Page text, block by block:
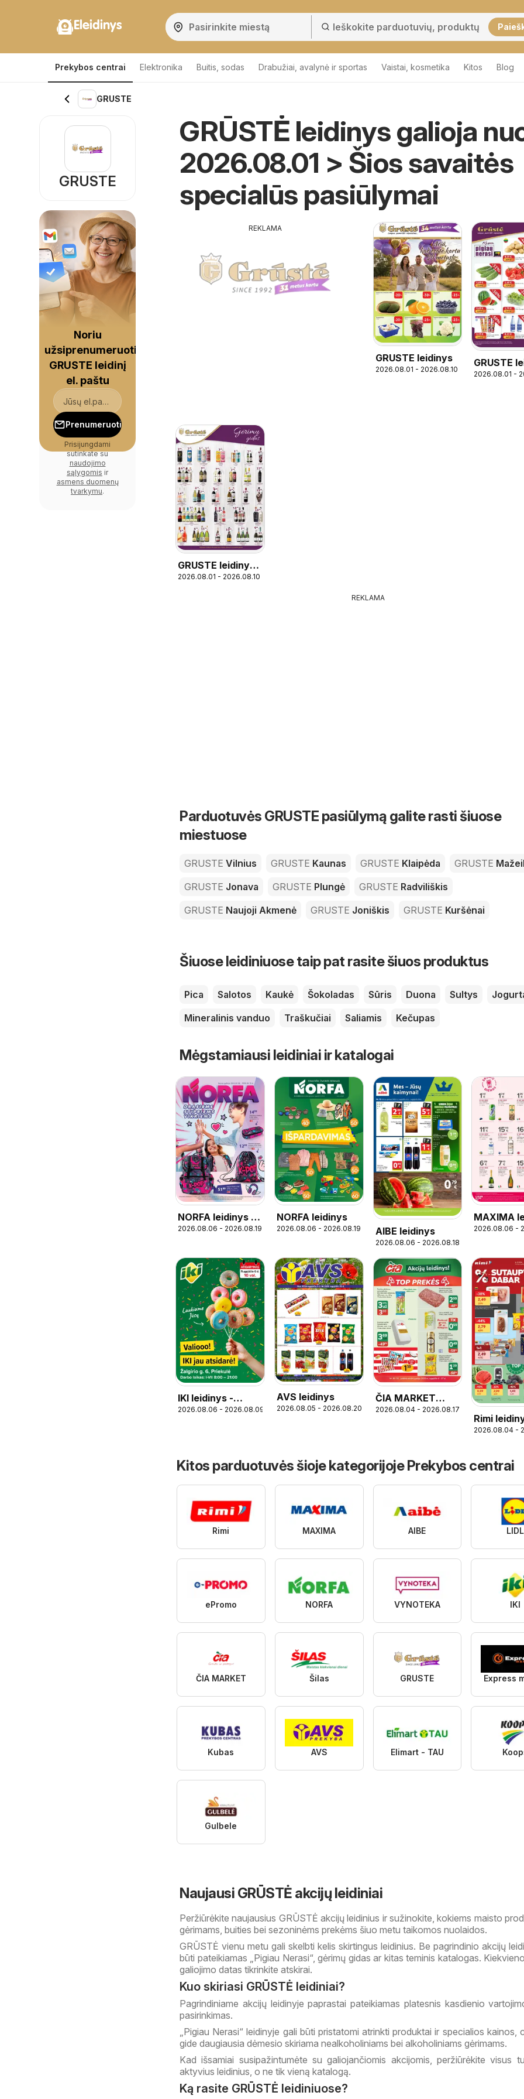
Eleidinys
Prekybos centrai Elektronika Buitis, sodas Drabužiai, avalynė ir sportas Vaistai, kosmetika Kitos Blog
GRUSTE
GRŪSTĖ leidinys galioja
2026.08.01 > Šios savaitės
specialūs pasiūlymai
REKLAMA
GRUSTE leidinys
2026.08.01 - 2026.08.10
GRUSTE
Pigiau
2026.08.01 -
GRUSTE leidinys -
Gėrimų gidas
2026.08.01 - 2026.08.10
REKLAMA
Parduotuvės GRUSTE pasiūlymą galite rasti šiuose
miestuose
GRUSTE Vilnius GRUSTE Kaunas GRUSTE Klaipėda GRUSTE
GRUSTE Jonava GRUSTE Plungė GRUSTE Radviliškis
GRUSTE Naujoji Akmenė GRUSTE Joniškis GRUSTE Kuršėnai
Šiuose leidiniuose taip pat rasite šiuos produktus
Pica Salotos Kaukė Šokoladas Sūris Duona Sultys
Mineralinis vanduo
Traškučiai Saliamis Kečupas
Mėgstamiausi leidiniai ir katalogai
NORFA leidinys -
Mokykla
2026.08.06 - 2026.08.19
NORFA leidinys
2026.08.06 - 2026.08.19 AIBE leidinys
2026.08.06 - 2026.08.18
MAXIMA
- Skonių
2026.08.06 -
IKI leidinys -
Specialūs
klientams
2026.08.06 - 2026.08.09
AVS leidinys
2026.08.05 - 2026.08.20
ČIA MARKET
leidinys
2026.08.04 - 2026.08.17
Rimi
2026.08.04 -
Kitos parduotuvės šioje kategorijoje Prekybos centrai
Rimi MAXIMA AIBE LIDL
ePromo NORFA VYNOTEKA IKI
ČIA MARKET Šilas GRUSTE Express
Kubas AVS Elimart - TAU
Gulbele
Naujausi GRŪSTĖ akcijų leidiniai
Peržiūrėkite naujausius GRŪSTĖ akcijų leidinius ir sužinokite, kokiems maisto
gėrimams, buities bei sezoninėms prekėms šiuo metu taikomos nuolaidos.
GRŪSTĖ vienu metu gali skelbti kelis skirtingus leidinius. Be pagrindinio akcijų
būti pateikiamas „Pigiau Nerasi“, gėrimų gidas ar kitas teminis katalogas.
galiojimo datas tikrinkite atskirai.
Kuo skiriasi GRŪSTĖ leidiniai?
Pagrindiniame akcijų leidinyje paprastai pateikiamas platesnis kasdienio
pasirinkimas.
„Pigiau Nerasi“ leidinyje gali būti pristatomi atrinkti produktai ir specialios kainos,
gide daugiausia dėmesio skiriama nealkoholiniams bei alkoholiniams gėrimams.
Kad išsamiai susipažintumėte su galiojančiomis akcijomis, peržiūrėkite visus
aktyvius leidinius, o ne tik vieną katalogą.
Ką rasite GRŪSTĖ leidiniuose?
GRUSTE
Noriu
užsiprenumeruoti
GRUSTE leidinį
el. paštu
Prenumeruoti
Prisijungdami
sutinkate su
naudojimo
sąlygomis ir
asmens duomenų
tvarkymu.